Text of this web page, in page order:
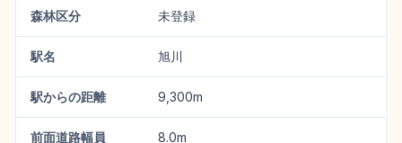
森林区分 未登録
駅名 旭川
駅からの距離 9,300m
前面道路幅員 8.0m